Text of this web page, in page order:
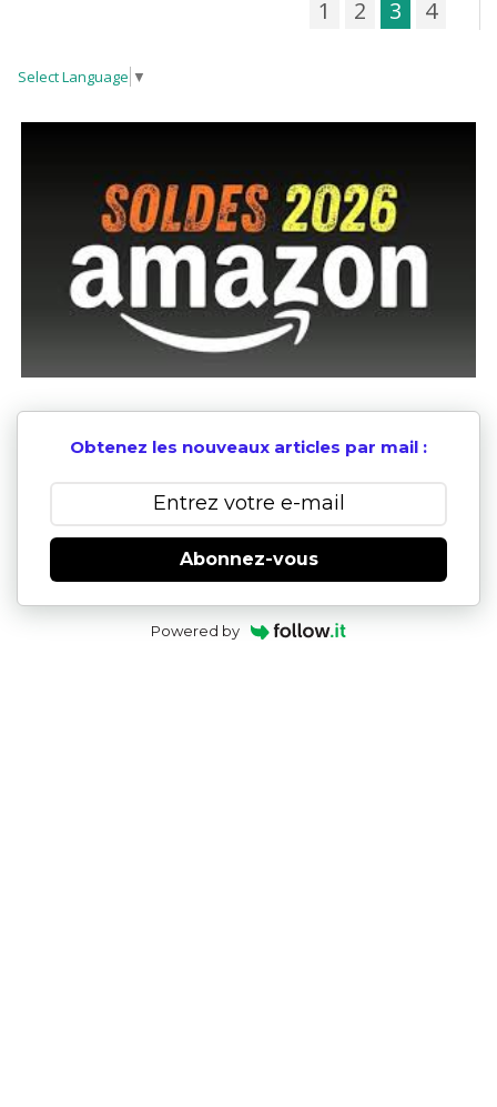
1 2 3 4
Select Language ▼
Obtenez les nouveaux articles par mail :
Abonnez-vous
Powered by